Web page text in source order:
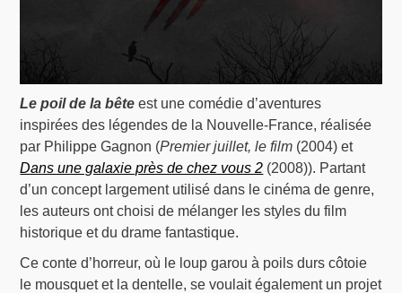
Le poil de la bête est une comédie d’aventures
inspirées des légendes de la Nouvelle-France, réalisée
par Philippe Gagnon (Premier juillet, le film (2004) et
Dans une galaxie près de chez vous 2 (2008)). Partant
d’un concept largement utilisé dans le cinéma de genre,
les auteurs ont choisi de mélanger les styles du film
historique et du drame fantastique.
Ce conte d’horreur, où le loup garou à poils durs côtoie
le mousquet et la dentelle, se voulait également un projet